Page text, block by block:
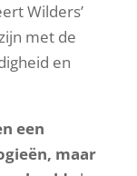
Wilders’
met de
en
een
maar